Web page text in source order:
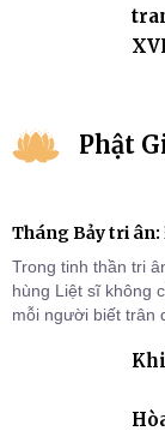
Phật
Tháng Bảy tri ân:
Trong tinh thần tri
hùng Liệt sĩ không
mỗi người biết trân